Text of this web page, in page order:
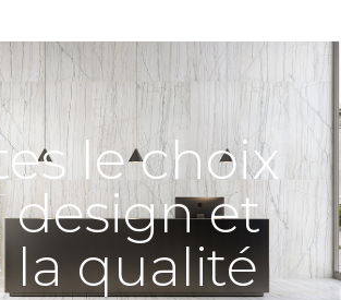
le choix
design et
la qualité